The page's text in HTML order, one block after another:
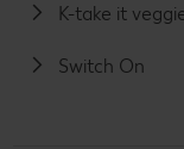
K-take it
Switch On